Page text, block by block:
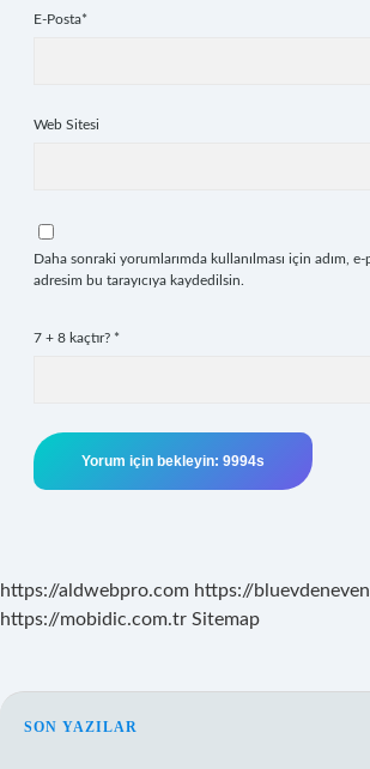
E-Posta*
Web Sitesi
Daha sonraki yorumlarımda kullanılması için adım,
adresim bu tarayıcıya kaydedilsin.
7 + 8 kaçtır? *
https://aldwebpro.com https://
https://mobidic.com.tr Sitemap
SIDEBAR
SON YAZILAR